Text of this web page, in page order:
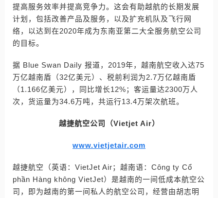
提高服务效率并提高竞争力。这会有助越航的长期发展
计划，包括改善产品及服务，以及扩充机队及飞行网
络，以达到在2020年成为东南亚第二大全服务航空公司
的目标。
据 Blue Swan Daily 报道，2019年，越南航空收入达75
万亿越南盾（32亿美元）、税前利润为2.7万亿越南盾
（1.166亿美元），同比增长12%；客运量达2300万人
次，货运量为34.6万吨，共运行13.4万架次航班。
越捷航空公司（Vietjet Air）
www.vietjetair.com
越捷航空（英语：VietJet Air；越南语：Công ty Cổ
phần Hàng không VietJet）是越南的一间低成本航空公
司，即为越南的第一间私人的航空公司，经营由胡志明